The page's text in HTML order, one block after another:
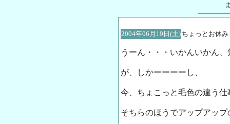
2004年06月19日(土) ちょっとお休
うーん・・・いかんいかん
が、しかーーーーし、
今、ちょこっと毛色の違う
そちらのほうでアップアッ